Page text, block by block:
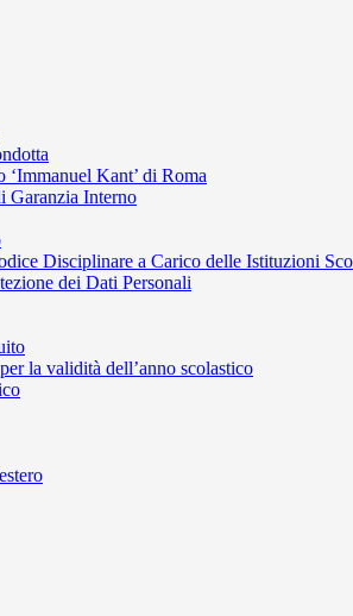
Kant’ di Roma
Garanzia Interno
Disciplinare a Carico delle Istituzioni
dei Dati Personali
la validità dell’anno scolastico